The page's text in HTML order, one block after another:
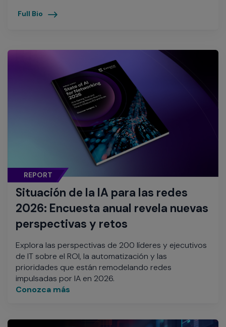
Full Bio
REPORT
Situación de la IA para las redes
2026: Encuesta anual revela nuevas
perspectivas y retos
Explora las perspectivas de 200 líderes y ejecutivos
de IT sobre el ROI, la automatización y las
prioridades que están remodelando redes
impulsadas por IA en 2026.
Conozca más